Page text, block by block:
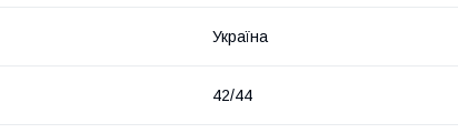
Україна
42/44